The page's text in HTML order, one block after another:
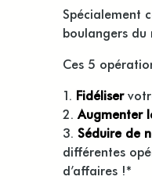
Spécialement
boulangers du
Ces 5
Fidéliser
Augmenter
Séduire de
différentes
d’affaires !*